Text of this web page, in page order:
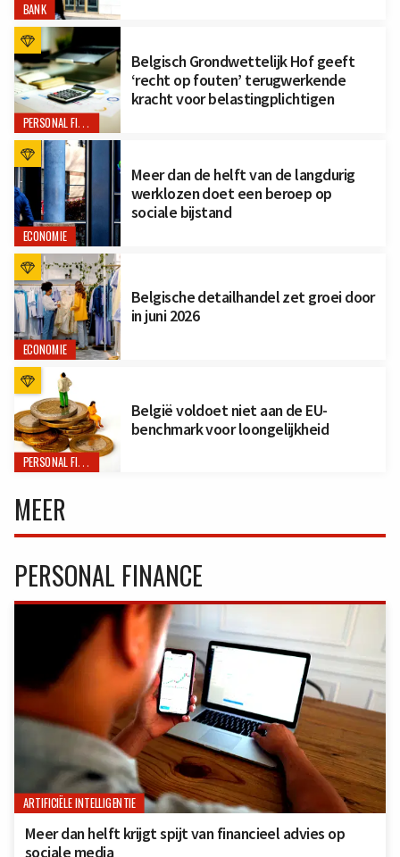
BANK
PERSONAL FINANCE
Belgisch Grondwettelijk Hof geeft
‘recht op fouten’ terugwerkende
kracht voor belastingplichtigen
ECONOMIE
Meer dan de helft van de langdurig
werklozen doet een beroep op
sociale bijstand
ECONOMIE
Belgische detailhandel zet groei door
in juni 2026
PERSONAL FINANCE
België voldoet niet aan de EU-
benchmark voor loongelijkheid
MEER
PERSONAL FINANCE
ARTIFICIËLE INTELLIGENTIE
Meer dan helft krijgt spijt van financieel advies op
sociale media